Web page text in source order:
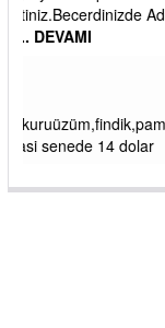
kemer mezarlık
giden yola gelin
boruları
ibogemici
yaz geldi layyy
başladı biz halk
diyoruz ağacum